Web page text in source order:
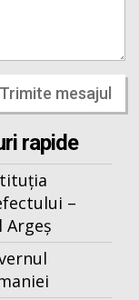
Trimite mesajul
rapide
–
Argeș